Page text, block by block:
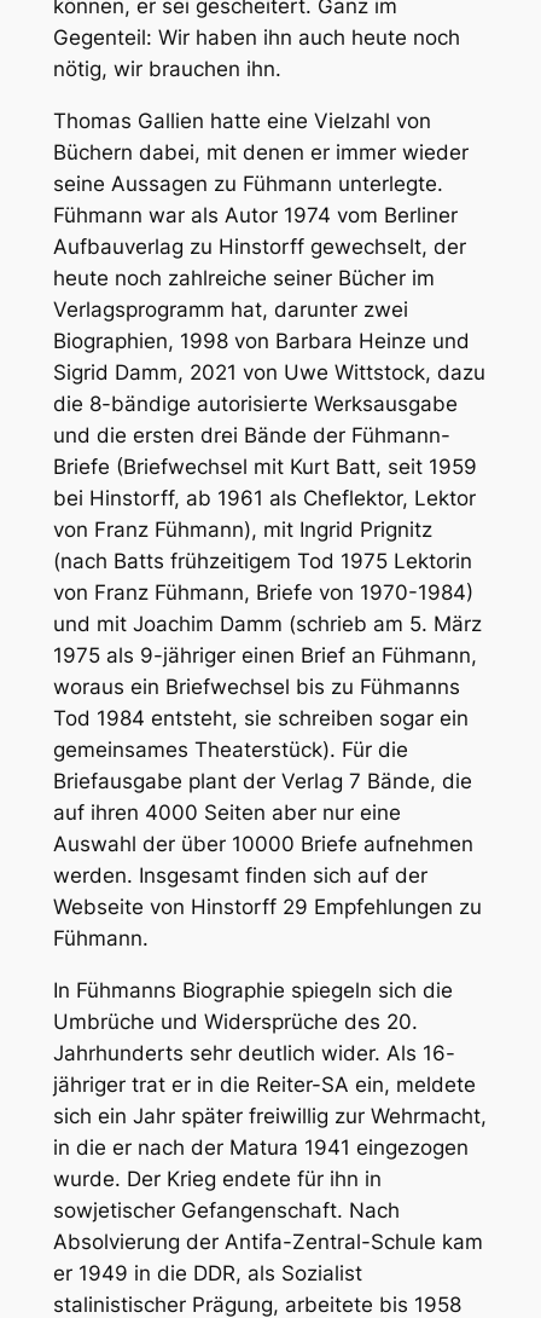
können, er sei gescheitert. Ganz im
Gegenteil: Wir haben ihn auch heute noch
nötig, wir brauchen ihn.
Thomas Gallien hatte eine Vielzahl von
Büchern dabei, mit denen er immer wieder
seine Aussagen zu Fühmann unterlegte.
Fühmann war als Autor 1974 vom Berliner
Aufbauverlag zu Hinstorff gewechselt, der
heute noch zahlreiche seiner Bücher im
Verlagsprogramm hat, darunter zwei
Biographien, 1998 von Barbara Heinze und
Sigrid Damm, 2021 von Uwe Wittstock, dazu
die 8-bändige autorisierte Werksausgabe
und die ersten drei Bände der Fühmann-
Briefe (Briefwechsel mit Kurt Batt, seit 1959
bei Hinstorff, ab 1961 als Cheflektor, Lektor
von Franz Fühmann), mit Ingrid Prignitz
(nach Batts frühzeitigem Tod 1975 Lektorin
von Franz Fühmann, Briefe von 1970-1984)
und mit Joachim Damm (schrieb am 5. März
1975 als 9-jähriger einen Brief an Fühmann,
woraus ein Briefwechsel bis zu Fühmanns
Tod 1984 entsteht, sie schreiben sogar ein
gemeinsames Theaterstück). Für die
Briefausgabe plant der Verlag 7 Bände, die
auf ihren 4000 Seiten aber nur eine
Auswahl der über 10000 Briefe aufnehmen
werden. Insgesamt finden sich auf der
Webseite von Hinstorff 29 Empfehlungen zu
Fühmann.
In Fühmanns Biographie spiegeln sich die
Umbrüche und Widersprüche des 20.
Jahrhunderts sehr deutlich wider. Als 16-
jähriger trat er in die Reiter-SA ein, meldete
sich ein Jahr später freiwillig zur Wehrmacht,
in die er nach der Matura 1941 eingezogen
wurde. Der Krieg endete für ihn in
sowjetischer Gefangenschaft. Nach
Absolvierung der Antifa-Zentral-Schule kam
er 1949 in die DDR, als Sozialist
stalinistischer Prägung, arbeitete bis 1958